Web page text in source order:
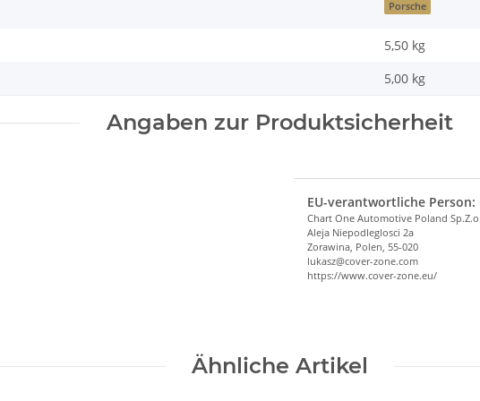
Porsche
5,50 kg
5,00 kg
Angaben zur Produktsicherheit
EU-verantwortliche Person:
Chart One Automotive Poland
Aleja Niepodleglosci 2a
Zorawina, Polen, 55-020
lukasz@cover-zone.com
https://www.cover-zone.eu/
Ähnliche Artikel